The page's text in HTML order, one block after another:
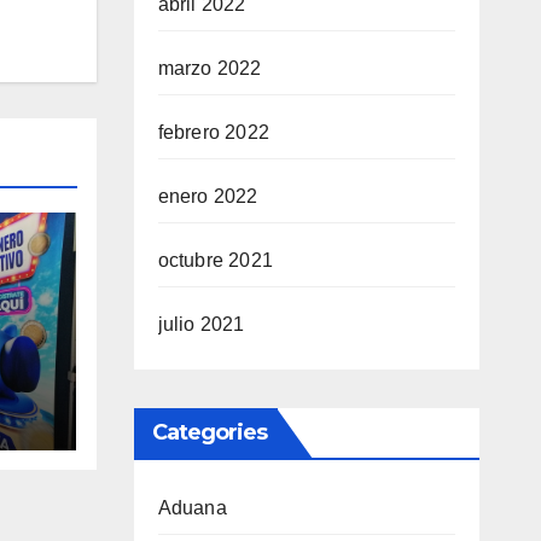
abril 2022
marzo 2022
febrero 2022
enero 2022
octubre 2021
julio 2021
Categories
Aduana